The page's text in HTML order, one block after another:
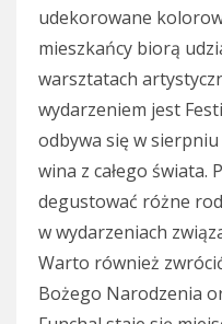
udekorowane
mieszkańcy biorą
warsztatach
wydarzeniem jest
odbywa się w
wina z całego świata.
degustować różne
w wydarzeniach
Warto również
Bożego Narodzenia